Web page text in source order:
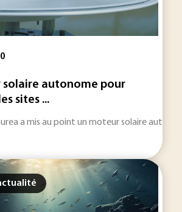
solaire autonome pour
sites ...
a mis au point un moteur solaire